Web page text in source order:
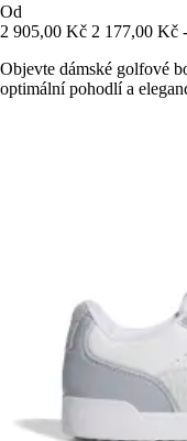
Od
2 905,00 Kč 2 177,00 Kč
Objevte dámské golfové
optimální pohodlí a